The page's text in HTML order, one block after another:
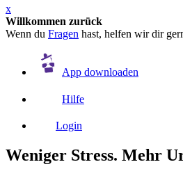
x
Willkommen zurück
Wenn du Fragen hast, helfen wir dir
App downloaden
Hilfe
Login
Weniger Stress. Mehr